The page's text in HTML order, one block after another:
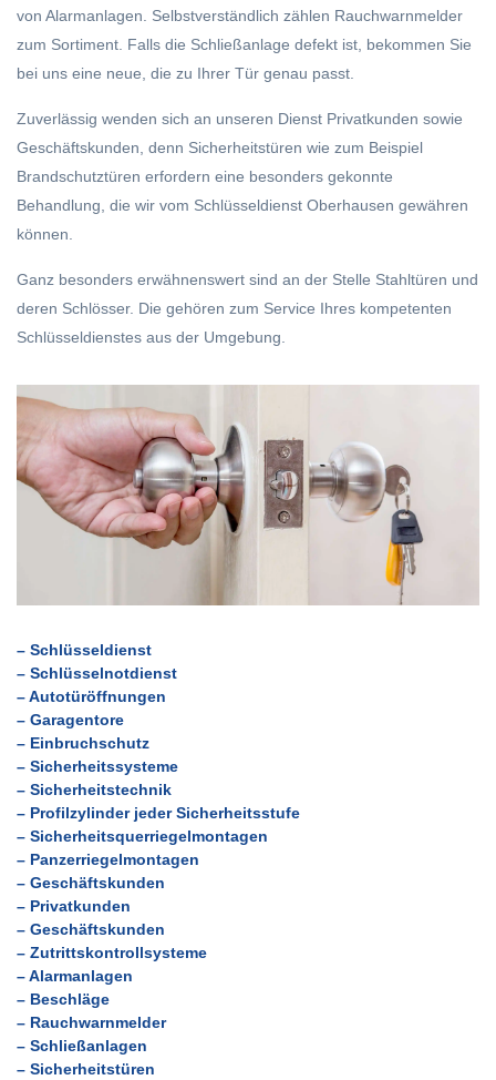
von Alarmanlagen. Selbstverständlich zählen Rauchwarnmelder
zum Sortiment. Falls die Schließanlage defekt ist, bekommen Sie
bei uns eine neue, die zu Ihrer Tür genau passt.
Zuverlässig wenden sich an unseren Dienst Privatkunden sowie
Geschäftskunden, denn Sicherheitstüren wie zum Beispiel
Brandschutztüren erfordern eine besonders gekonnte
Behandlung, die wir vom Schlüsseldienst Oberhausen gewähren
können.
Ganz besonders erwähnenswert sind an der Stelle Stahltüren und
deren Schlösser. Die gehören zum Service Ihres kompetenten
Schlüsseldienstes aus der Umgebung.
– Schlüsseldienst
– Schlüsselnotdienst
– Autotüröffnungen
– Garagentore
– Einbruchschutz
– Sicherheitssysteme
– Sicherheitstechnik
– Profilzylinder jeder Sicherheitsstufe
– Sicherheitsquerriegelmontagen
– Panzerriegelmontagen
– Geschäftskunden
– Privatkunden
– Geschäftskunden
– Zutrittskontrollsysteme
– Alarmanlagen
– Beschläge
– Rauchwarnmelder
– Schließanlagen
– Sicherheitstüren